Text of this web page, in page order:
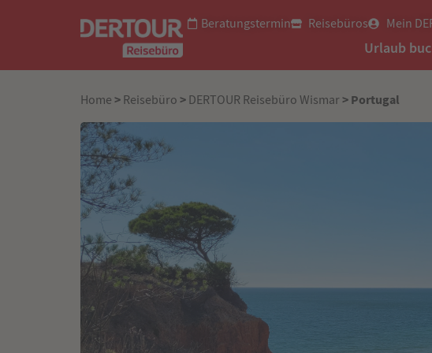
Beratungstermin Reisebüros Mein
Urlaub
Home > Reisebüro > DERTOUR Reisebüro Wismar > Portugal